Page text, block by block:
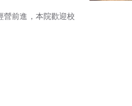
營前進，本院歡迎校